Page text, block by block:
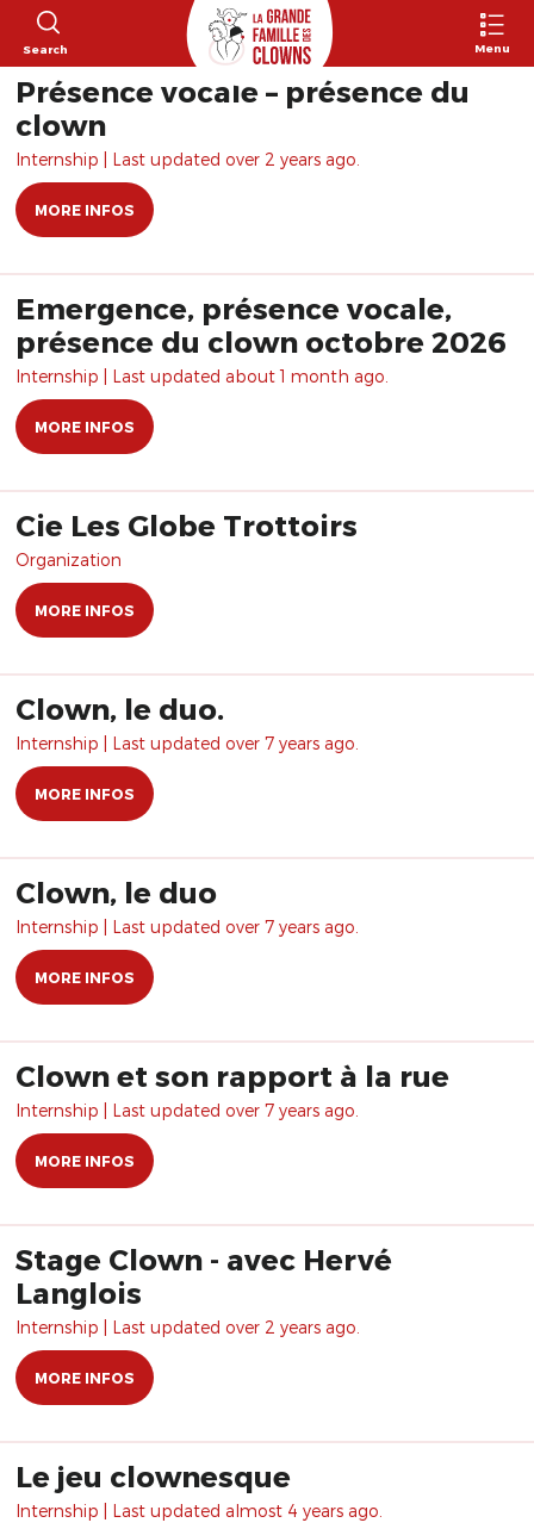
Search Menu
Présence vocale – présence du
clown
Internship | Last updated over 2 years ago.
MORE INFOS
Emergence, présence vocale,
présence du clown octobre 2026
Internship | Last updated about 1 month ago.
MORE INFOS
Cie Les Globe Trottoirs
Organization
MORE INFOS
Clown, le duo.
Internship | Last updated over 7 years ago.
MORE INFOS
Clown, le duo
Internship | Last updated over 7 years ago.
MORE INFOS
Clown et son rapport à la rue
Internship | Last updated over 7 years ago.
MORE INFOS
Stage Clown - avec Hervé
Langlois
Internship | Last updated over 2 years ago.
MORE INFOS
Le jeu clownesque
Internship | Last updated almost 4 years ago.